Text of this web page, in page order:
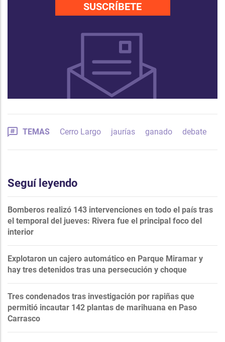
SUSCRÍBETE
TEMAS Cerro Largo jaurías ganado debate
Seguí leyendo
Bomberos realizó 143 intervenciones en todo el país tras
el temporal del jueves: Rivera fue el principal foco del
interior
Explotaron un cajero automático en Parque Miramar y
hay tres detenidos tras una persecución y choque
Tres condenados tras investigación por rapiñas que
permitió incautar 142 plantas de marihuana en Paso
Carrasco